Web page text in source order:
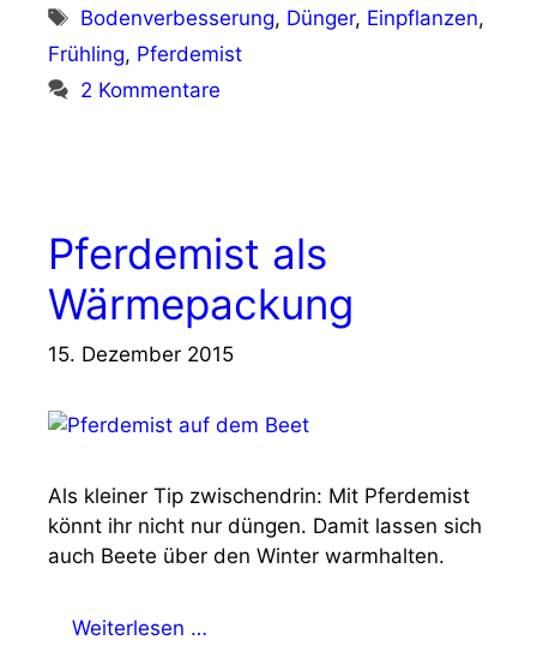
Schlagwörter
Bodenverbesserung, Dünger, Einpflanzen,
Frühling, Pferdemist
2 Kommentare
Pferdemist als
Wärmepackung
15. Dezember 2015
Als kleiner Tip zwischendrin: Mit Pferdemist
könnt ihr nicht nur düngen. Damit lassen sich
auch Beete über den Winter warmhalten.
Weiterlesen …